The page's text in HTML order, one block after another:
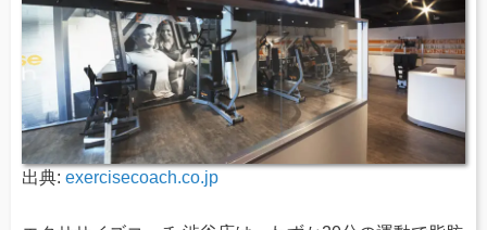
出典: exercisecoach.co.jp